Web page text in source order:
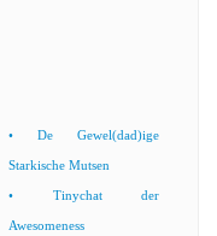
• De Gewel(dad)ige
Starkische Mutsen
• Tinychat der
Awesomeness